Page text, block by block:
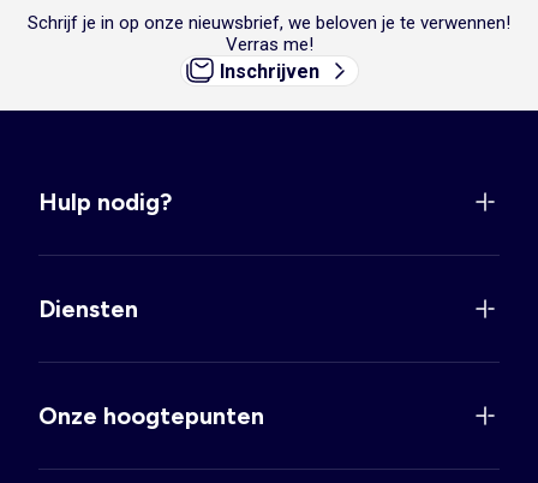
Schrijf je in op onze nieuwsbrief, we beloven je te verwennen!
Verras me!
Inschrijven
Hulp nodig?
Diensten
Onze hoogtepunten